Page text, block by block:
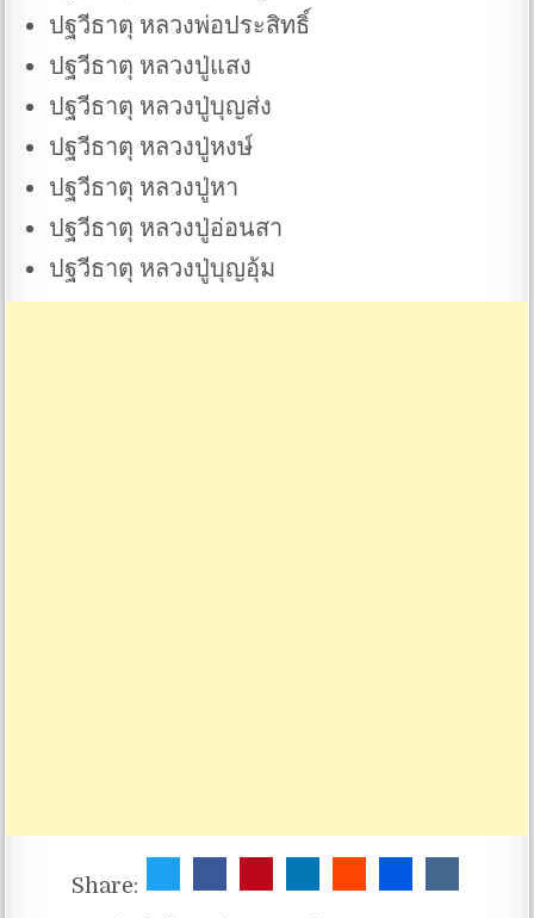
ปฐวีธาตุ หลวงพ่อประสิทธิ์
ปฐวีธาตุ หลวงปู่แสง
ปฐวีธาตุ หลวงปู่บุญส่ง
ปฐวีธาตุ หลวงปู่หงษ์
ปฐวีธาตุ หลวงปู่หา
ปฐวีธาตุ หลวงปู่อ่อนสา
ปฐวีธาตุ หลวงปู่บุญอุ้ม
Share: